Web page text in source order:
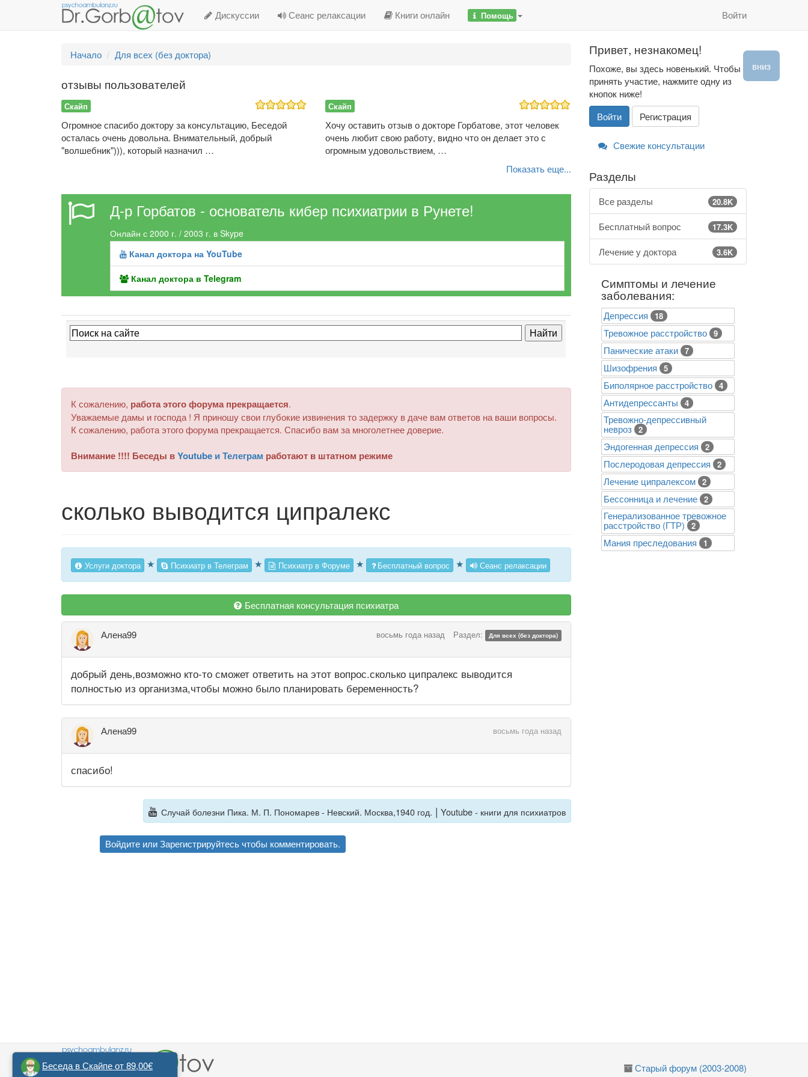
Дискуссии Сеанс релаксации Книги онлайн Помощь Войти
Начало Для всех (без доктора)
отзывы пользователей
Скайп
Огромное спасибо доктору за консультацию, Беседой
осталась очень довольна. Внимательный, добрый
"волшебник"))), который назначил …
Скайп
Хочу оставить отзыв о докторе Горбатове, этот человек
очень любит свою работу, видно что он делает это с
огромным удовольствием, …
Показать еще...
Д-р Горбатов - основатель кибер психиатрии в Рунете!
Онлайн с 2000 г. / 2003 г. в Skype
Канал доктора на YouTube
Канал доктора в Telegram
К сожалению, работа этого форума прекращается.
Уважаемые дамы и господа ! Я приношу свои глубокие извинения то задержку в даче вам ответов на ваши вопросы.
К сожалению, работа этого форума прекращается. Спасибо вам за многолетнее доверие.
Внимание !!!! Беседы вYoutube и Телеграм работают в штатном режиме
сколько выводится ципралекс
вниз
Услуги доктора ★ Психиатр в Телеграм ★ Психиатр в Форуме ★ Бесплатный вопрос ★ Сеанс релаксации
Бесплатная консультация психиатра
Алена99 восьмь года назад Раздел: Для всех (без доктора)
добрый день,возможно кто-то сможет ответить на этот вопрос.сколько ципралекс выводится
полностью из организма,чтобы можно было планировать беременность?
Алена99 восьмь года назад
спасибо!
Случай болезни Пика. М. П. Пономарев - Невский. Москва,1940 год. | Youtube - книги для психиатров
Войдите илиЗарегистрируйтесь чтобы комментировать.
Привет, незнакомец!
Похоже, вы здесь новенький. Чтобы
принять участие, нажмите одну из
кнопок ниже!
Войти
Регистрация
Свежие консультации
Разделы
Все разделы 20.8K
Бесплатный вопрос 17.3K
Лечение у доктора 3.6K
Симптомы и лечение
заболевания:
Депрессия 18
Тревожное расстройство 9
Панические атаки 7
Шизофрения 5
Биполярное расстройство 4
Антидепрессанты 4
Тревожно-депрессивный
невроз 2
Эндогенная депрессия 2
Послеродовая депрессия 2
Лечение ципралексом 2
Бессонница и лечение 2
Генерализованное тревожное
расстройство (ГТР) 2
Mания преследования 1
Старый форум (2003-2008)
Беседа в Скайпе от 89,00€